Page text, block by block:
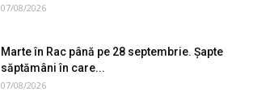
07/08/2026
Marte în Rac până pe 28 septembrie. Șapte
săptămâni în care...
07/08/2026